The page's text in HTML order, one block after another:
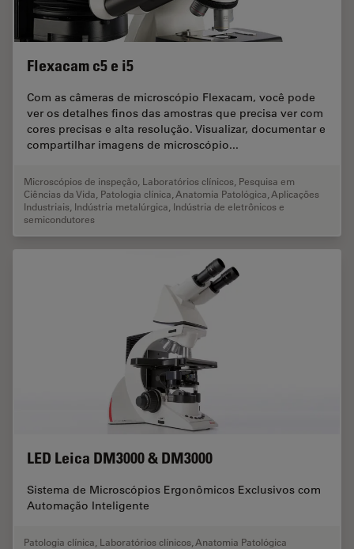
Flexacam c5 e i5
Com as câmeras de microscópio Flexacam, você pode
ver os detalhes finos das amostras que precisa ver com
cores precisas e alta resolução. Visualizar, documentar e
compartilhar imagens de microscópio...
Microscópios de inspeção Laboratórios clínicos Pesquisa em
Ciências da Vida Patologia clínica Anatomia Patológica Aplicações
Industriais Indústria metalúrgica Indústria de eletrônicos e
semicondutores
LED Leica DM3000 & DM3000
Sistema de Microscópios Ergonômicos Exclusivos com
Automação Inteligente
Patologia clínica Laboratórios clínicos Anatomia Patológica